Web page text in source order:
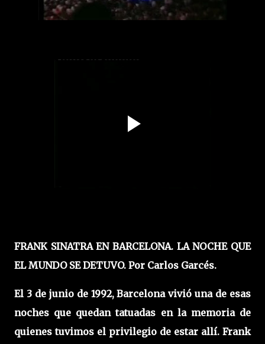
FRANK SINATRA EN BARCELONA. LA NOCHE QUE
EL MUNDO SE DETUVO. Por Carlos Garcés.
El 3 de junio de 1992, Barcelona vivió una de esas
noches que quedan tatuadas en la memoria de
quienes tuvimos el privilegio de estar allí. Frank